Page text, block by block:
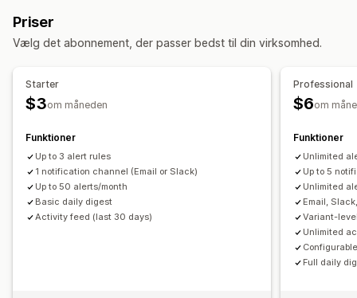
Medarbejdernotifikationer
Priser
Vælg det abonnement, der passer bedst til din virksomhed.
Starter
$3om måneden
Funktioner
Up to 3 alert rules
1 notification channel (Email or Slack)
Up to 50 alerts/month
Basic daily digest
Activity feed (last 30 days)
Professional
$6om
Funktioner
Unlimited
Up to 5
Unlimited
Email,
Variant-
Unlimited
Full daily